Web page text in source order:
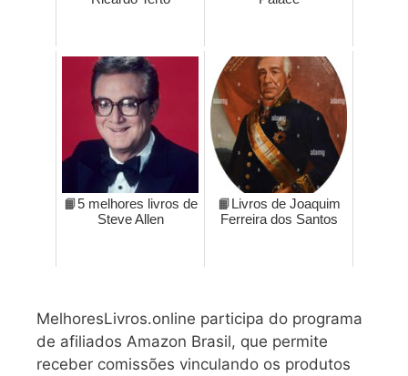
📙5 melhores livros de
Steve Allen
📙Livros de Joaquim
Ferreira dos Santos
MelhoresLivros.online participa do programa
de afiliados Amazon Brasil, que permite
receber comissões vinculando os produtos